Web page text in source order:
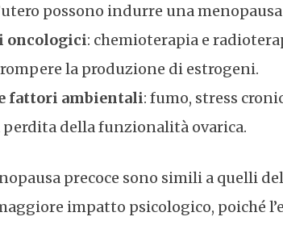
possono indurre una menopausa
oncologici: chemioterapia e
la produzione di estrogeni.
fattori ambientali: fumo, stress
perdita della funzionalità ovarica.
precoce sono simili a quelli
impatto psicologico, poiché